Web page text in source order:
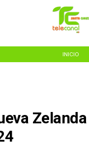
INICIO